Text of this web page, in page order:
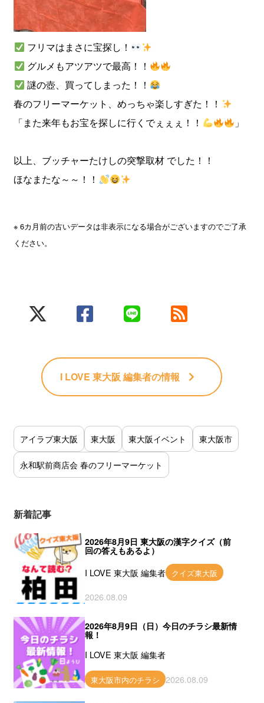
フリマはまさに宝探し！
グルメもアツアツで最高！！
謎の壺、買ってしまった！！
春のフリーマーケット、めっちゃ楽しすぎた！！
「また来年もお宝を探しに行くでぇぇぇ！！
」
以上、ブッチャーたけしの突撃取材 でした！！
ほなまたな～～！！
※ 6カ月前の古いデータは非表示になる場合がございますのでご了承
ください。
I LOVE 東大阪 編集者の情報
アイラブ東大阪 東大阪 東大阪イベント 東大阪市
永和駅前商店会 春のフリーマーケット
新着記事
2026年8月9日 東大阪の漢字クイズ（前
回の答えもあるよ）
I LOVE 東大阪 編集者 クイズ東大阪
2026.08.09
2026年8月9日（日）今日のチラシ最新情
報！
I LOVE 東大阪 編集者
東大阪市内のチラシ 2026.08.09